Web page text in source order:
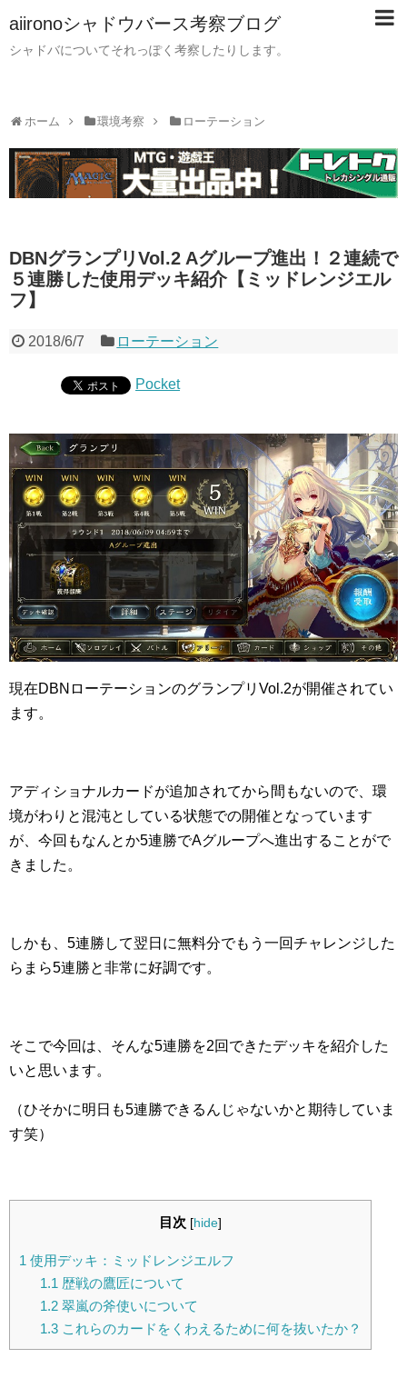
aiironoシャドウバース考察ブログ
シャドバについてそれっぽく考察したりします。
ホーム 環境考察 ローテーション
DBNグランプリVol.2 Aグループ進出！２連続で
５連勝した使用デッキ紹介【ミッドレンジエル
フ】
2018/6/7 ローテーション
Pocket
現在DBNローテーションのグランプリVol.2が開催されてい
ます。
アディショナルカードが追加されてから間もないので、環
境がわりと混沌としている状態での開催となっています
が、今回もなんとか5連勝でAグループへ進出することがで
きました。
しかも、5連勝して翌日に無料分でもう一回チャレンジした
らまら5連勝と非常に好調です。
そこで今回は、そんな5連勝を2回できたデッキを紹介した
いと思います。
（ひそかに明日も5連勝できるんじゃないかと期待していま
す笑）
目次 [hide]
1 使用デッキ：ミッドレンジエルフ
1.1 歴戦の鷹匠について
1.2翠嵐の斧使いについて
1.3これらのカードをくわえるために何を抜いたか？